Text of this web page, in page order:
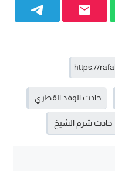
حادث الوفد القطري
حادث شرم الشيخ